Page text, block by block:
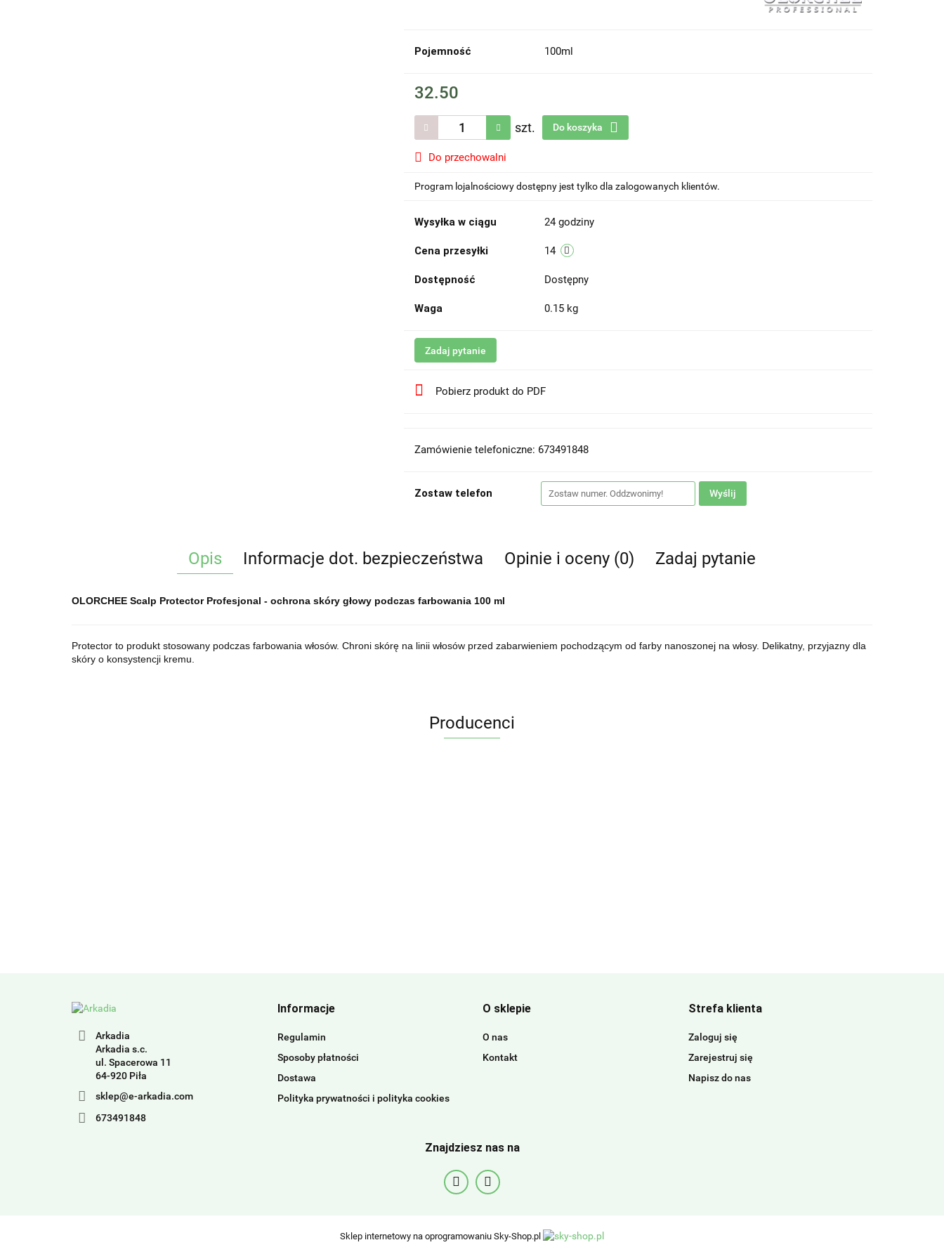
Pojemność 100ml
32.50
szt. Do koszyka
Do przechowalni
Program lojalnościowy dostępny jest tylko dla zalogowanych klientów.
Wysyłka w ciągu 24 godziny
Cena przesyłki 14
Dostępność Dostępny
Waga 0.15 kg
Zadaj pytanie
Pobierz produkt do PDF
Zamówienie telefoniczne: 673491848
Zostaw telefon Wyślij
Opis Informacje dot. bezpieczeństwa Opinie i oceny (0) Zadaj pytanie
OLORCHEE Scalp Protector Profesjonal - ochrona skóry głowy podczas farbowania 100 ml
Protector to produkt stosowany podczas farbowania włosów. Chroni skórę na linii włosów przed zabarwieniem pochodzącym od farby nanoszonej na włosy. Delikatny, przyjazny dla
skóry o konsystencji kremu.
Producenci
Arkadia
Arkadia s.c.
ul. Spacerowa 11
64-920 Piła
sklep@e-arkadia.com
673491848
Informacje
Regulamin
Sposoby płatności
Dostawa
Polityka prywatności i polityka cookies
O sklepie
O nas
Kontakt
Strefa klienta
Zaloguj się
Zarejestruj się
Napisz do nas
Znajdziesz nas na
Sklep internetowy na oprogramowaniu Sky-Shop.pl